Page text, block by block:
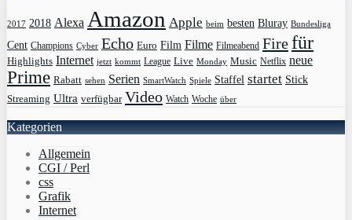
2017 2018 Alexa Amazon Apple beim besten Bluray Bundesliga
Cent Champions Cyber Echo Euro Film Filme Filmeabend Firefür
Highlights Internet jetzt kommt League Live Monday Music Netflix neue
Prime Rabatt sehen Serien SmartWatch Spiele Staffel startet Stick
Streaming Ultra verfügbar Video Watch Woche über
Kategorien
Allgemein
CGI / Perl
css
Grafik
Internet